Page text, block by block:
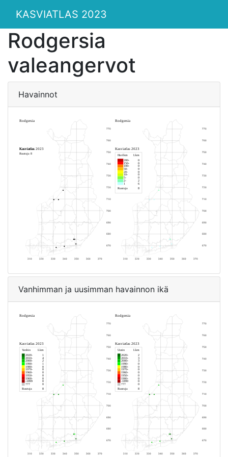
KASVIATLAS 2023
Rodgersia
valeangervot
Havainnot
Vanhimman ja uusimman havainnon ikä